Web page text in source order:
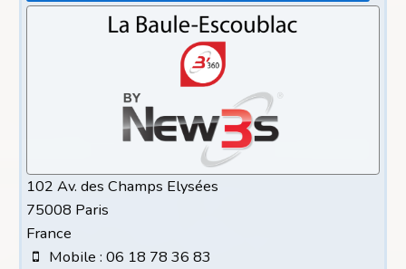
102 Av. des Champs Elysées
75008 Paris
France
Mobile : 06 18 78 36 83